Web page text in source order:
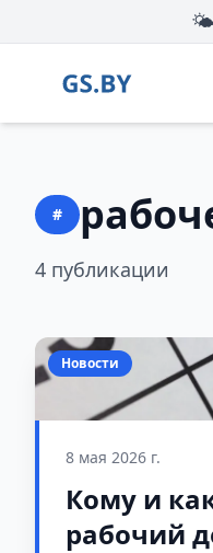
🌤️
#
4 публикации
Новости
8 мая 2026 г.
Кому и
рабочий